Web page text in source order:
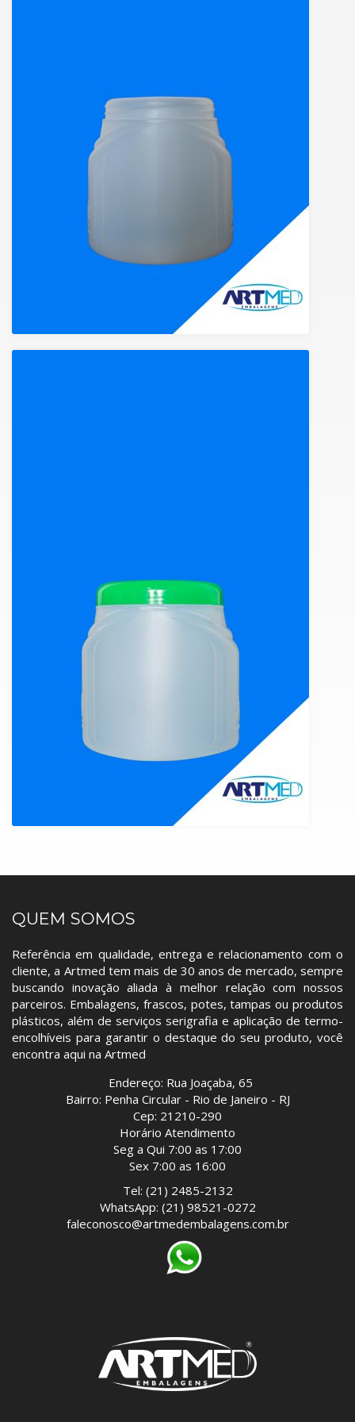
QUEM SOMOS
Referência em qualidade, entrega e relacionamento com o
cliente, a Artmed tem mais de 30 anos de mercado, sempre
buscando inovação aliada à melhor relação com nossos
parceiros. Embalagens, frascos, potes, tampas ou produtos
plásticos, além de serviços serigrafia e aplicação de termo-
encolhíveis para garantir o destaque do seu produto, você
encontra aqui na Artmed
Endereço: Rua Joaçaba, 65
Bairro: Penha Circular - Rio de Janeiro - RJ
Cep: 21210-290
Horário Atendimento
Seg a Qui 7:00 as 17:00
Sex 7:00 as 16:00
Tel: (21) 2485-2132
WhatsApp: (21) 98521-0272
faleconosco@artmedembalagens.com.br